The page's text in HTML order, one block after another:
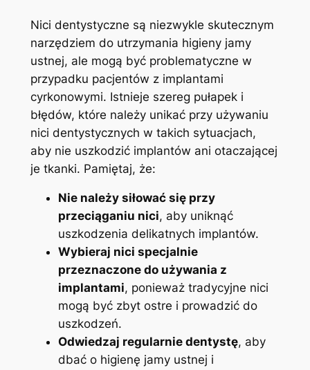
Nici dentystyczne są niezwykle skutecznym
narzędziem do utrzymania​ higieny jamy
ustnej,‌ ale mogą być problematyczne w
przypadku pacjentów z implantami
cyrkonowymi. Istnieje szereg pułapek i
błędów, które należy unikać przy używaniu
⁢nici dentystycznych w takich sytuacjach,​
aby nie uszkodzić⁣ implantów ‍ani otaczającej
⁤je‌ tkanki. Pamiętaj, że:
Nie należy siłować się przy
przeciąganiu nici, aby uniknąć
uszkodzenia delikatnych‍ implantów.
Wybieraj nici specjalnie
przeznaczone do używania z
implantami, ponieważ tradycyjne nici
mogą być zbyt ostre‌ i prowadzić do⁣
uszkodzeń.
Odwiedzaj regularnie dentystę, aby
dbać o ⁤higienę jamy ustnej i